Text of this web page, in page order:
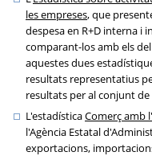
les empreses, que
despesa en R+D interna i
comparant-los amb els
aquestes dues
resultats representatius
resultats per al conjunt
L'estadísticaComerç amb
l'Agència Estatal
exportacions,